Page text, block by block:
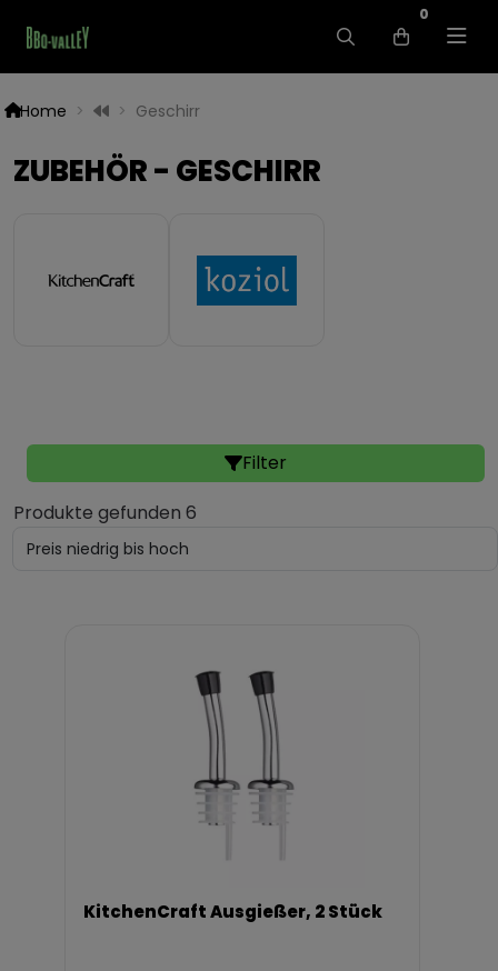
0
Home Geschirr
ZUBEHÖR - GESCHIRR
Filter
Produkte gefunden 6
KitchenCraft Ausgießer, 2 Stück